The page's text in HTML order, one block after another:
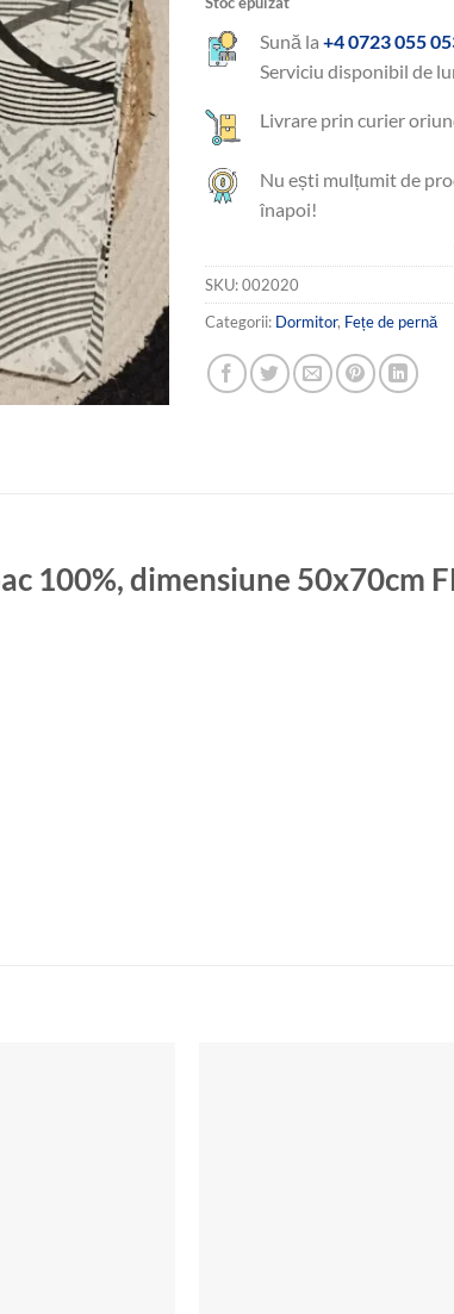
Sună la +4 0723 055
Serviciu disponibil de
Livrare prin curier
Nu ești mulțumit de
înapoi!
SKU:002020
Categorii: Dormitor, Fețe de pernă
100%, dimensiune 50x70cm